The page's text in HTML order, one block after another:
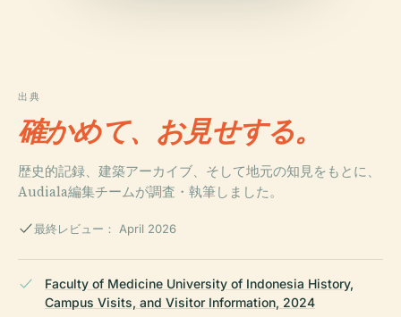
出典
確かめて、お見せする。
歴史的記録、建築アーカイブ、そして地元の知見をもとに、
Audiala編集チームが調査・執筆しました。
最終レビュー： April 2026
Faculty of Medicine University of Indonesia History,
Campus Visits, and Visitor Information, 2024